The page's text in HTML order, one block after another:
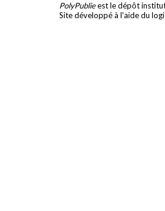
PolyPublieest le dépôt
Site développé à l'aide du